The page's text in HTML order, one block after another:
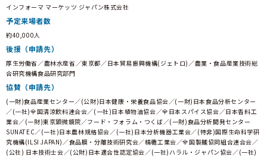
インフォーマ マーケッツ ジャパン株式会社
予定来場者数
約40,000人
後援（申請先）
厚生労働省／農林水産省／東京都／日本貿易振興機構(ジェトロ)／農業・食品産業技術総
合研究機構食品研究部門
協賛（申請先）
(一財)食品産業センター／(公財)日本健康・栄養食品協会／(一財)日本食品分析センター
／(一社)全国清涼飲料連合会／(一社)日本植物油協会／全日本スパイス協会／日本香料工
業会／(一財)東京顕微鏡院／フード・フォラム・つくば／(一財)食品分析開発センター
SUNATEC／(一社)日本農林規格協会／(一社)日本分析機器工業会／(特非)国際生命科学研
究機構(ILSI JAPAN)／食品膜・分離技術研究会／精糖工業会／全国製麺協同組合連合会／
(公社) 日本技術士会／(公財)日本適合性認定協会／(一社)ハラル・ジャパン協会／(一社)